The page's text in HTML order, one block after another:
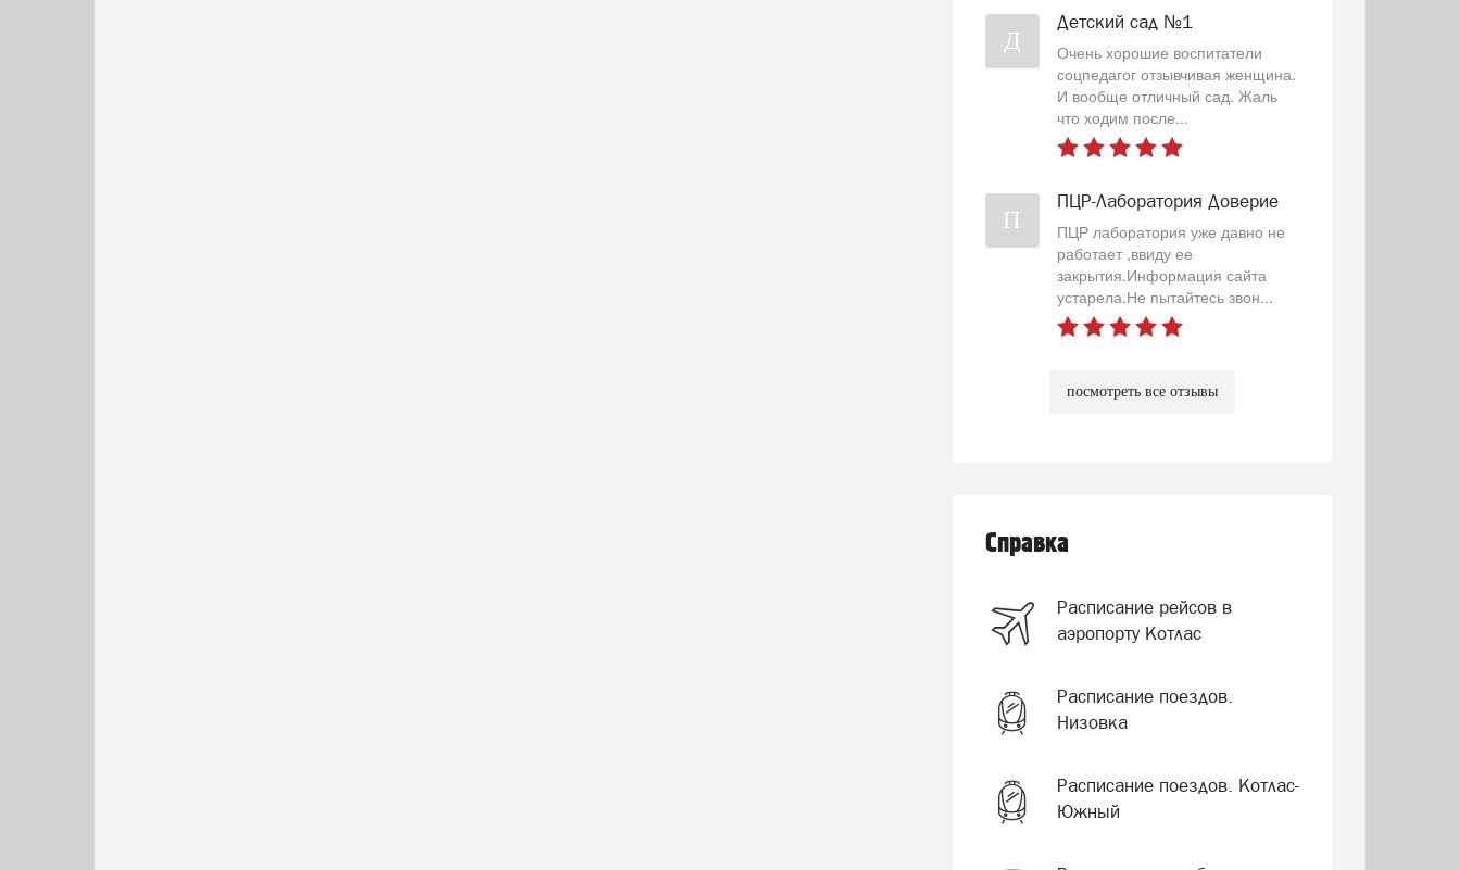
Д
Детский сад №1
Очень хорошие воспитатели
соцпедагог отзывчивая женщина.
И вообще отличный сад. Жаль
что ходим после...
П
ПЦР-Лаборатория Доверие
ПЦР лаборатория уже давно не
работает ,ввиду ее
закрытия.Информация сайта
устарела.Не пытайтесь звон...
посмотреть все отзывы
Справка
Расписание рейсов в
аэропорту Котлас
Расписание поездов.
Низовка
Расписание поездов. Котлас-
Южный